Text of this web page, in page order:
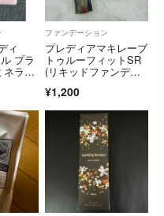
ィ
プラ
ネラル
ファンデーション
プレディアマキレーブ
トゥルーフィットSR
(リキッドファンデー
¥1,200